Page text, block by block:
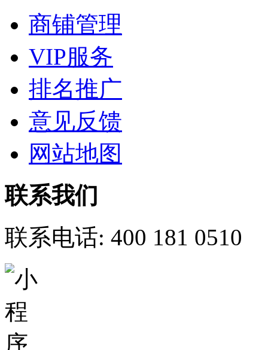
商铺管理
VIP服务
排名推广
意见反馈
网站地图
联系我们
联系电话: 400 181 0510